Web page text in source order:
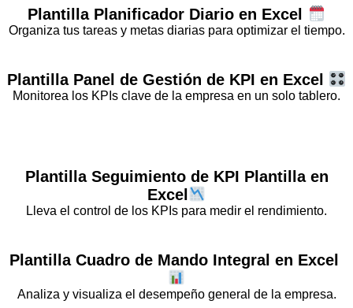
Plantilla Planificador Diario en Excel
Organiza tus tareas y metas diarias para optimizar el tiempo.
Plantilla Panel de Gestión de KPI en Excel
Monitorea los KPIs clave de la empresa en un solo tablero.
Plantilla Seguimiento de KPI Plantilla en
Excel
Lleva el control de los KPIs para medir el rendimiento.
Plantilla Cuadro de Mando Integral en Excel
Analiza y visualiza el desempeño general de la empresa.